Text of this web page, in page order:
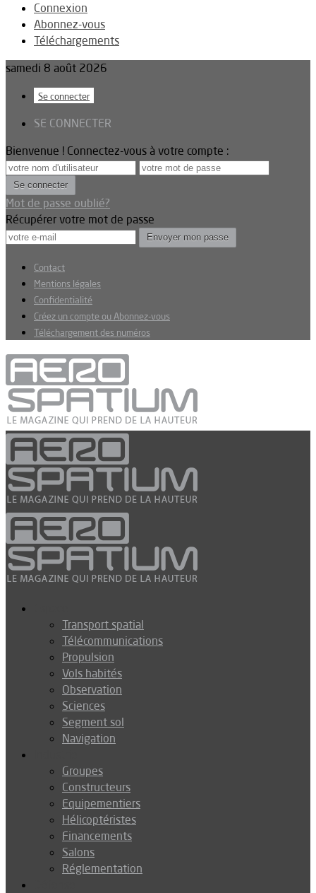
Connexion
Abonnez-vous
Téléchargements
samedi 8 août 2026
Se connecter
SE CONNECTER
Bienvenue ! Connectez-vous à votre compte :
Mot de passe oublié?
Récupérer votre mot de passe
Contact
Mentions légales
Confidentialité
Créez un compte ou Abonnez-vous
Téléchargement des numéros
Transport spatial
Télécommunications
Propulsion
Vols habités
Observation
Sciences
Segment sol
Navigation
Groupes
Constructeurs
Equipementiers
Hélicoptéristes
Financements
Salons
Réglementation